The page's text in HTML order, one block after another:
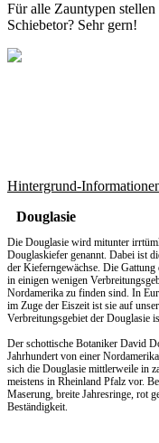
Für alle Zauntypen
Schiebetor? Sehr gern!
Hintergrund-
Douglasie
Die Douglasie wird mitunter
Douglaskiefer genannt. Dabei ist
der Kieferngewächse. Die
in einigen wenigen
Nordamerika zu finden sind. In
im Zuge der Eiszeit ist sie auf
Verbreitungsgebiet der Douglasie
Der schottische Botaniker David
Jahrhundert von einer
sich die Douglasie mittlerweile in
meistens in Rheinland Pfalz vor.
Maserung, breite Jahresringe, rot
Beständigkeit.